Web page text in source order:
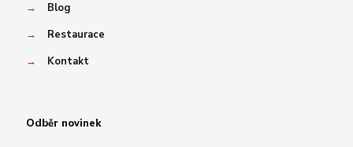
→
Blog
→
Restaurace
→
Kontakt
Odběr novinek